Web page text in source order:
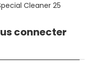
Cleaner 25
connecter